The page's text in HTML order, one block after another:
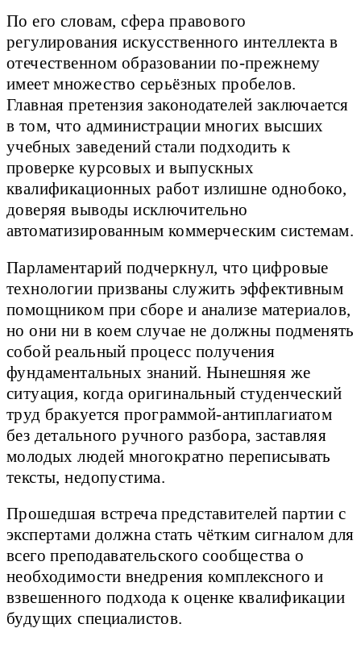
По его словам, сфера правового
регулирования искусственного интеллекта в
отечественном образовании по-прежнему
имеет множество серьёзных пробелов.
Главная претензия законодателей заключается
в том, что администрации многих высших
учебных заведений стали подходить к
проверке курсовых и выпускных
квалификационных работ излишне однобоко,
доверяя выводы исключительно
автоматизированным коммерческим системам.
Парламентарий подчеркнул, что цифровые
технологии призваны служить эффективным
помощником при сборе и анализе материалов,
но они ни в коем случае не должны подменять
собой реальный процесс получения
фундаментальных знаний. Нынешняя же
ситуация, когда оригинальный студенческий
труд бракуется программой-антиплагиатом
без детального ручного разбора, заставляя
молодых людей многократно переписывать
тексты, недопустима.
Прошедшая встреча представителей партии с
экспертами должна стать чётким сигналом для
всего преподавательского сообщества о
необходимости внедрения комплексного и
взвешенного подхода к оценке квалификации
будущих специалистов.